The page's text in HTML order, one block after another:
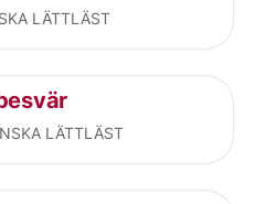
LÄTTLÄST
LÄTTLÄST